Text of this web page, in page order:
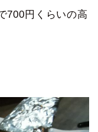
700円くらいの高